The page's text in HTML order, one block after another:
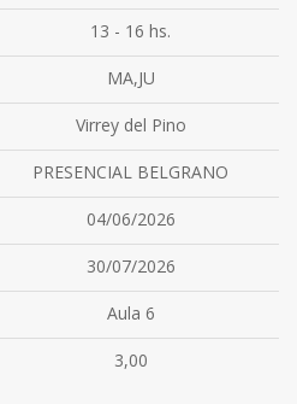
13 - 16 hs.
MA,JU
Virrey del Pino
PRESENCIAL BELGRANO
04/06/2026
30/07/2026
Aula 6
3,00